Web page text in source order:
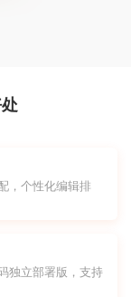
，个性化编辑排
独立部署版，支持